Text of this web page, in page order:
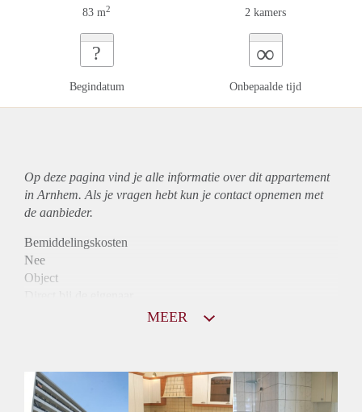
83 m2 2 kamers
?
Begindatum
∞
Onbepaalde tijd
Op deze pagina vind je alle informatie over ditappartement
in Arnhem. Als je vragen hebt kun je contact opnemen met
de aanbieder.
Bemiddelingskosten
Nee
Object
Huurtoeslag
Mogelijk
MEER